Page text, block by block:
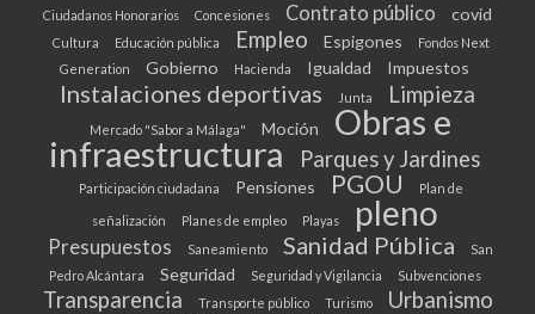
Ciudadanos Honorarios Concesiones Contrato público covid
Cultura Educación pública Empleo Espigones
Fondos Next
Generation
Gobierno Hacienda Igualdad Impuestos
Instalaciones deportivas Junta Limpieza
Mercado "Sabor a Málaga" Moción Obras e
infraestructura Parques y Jardines
Participación ciudadana Pensiones PGOU Plan de
señalización Planes de empleo Playas pleno
Presupuestos Saneamiento Sanidad Pública
San
Pedro Alcántara
Seguridad Seguridad y Vigilancia Subvenciones
Transparencia Transporte público Turismo Urbanismo